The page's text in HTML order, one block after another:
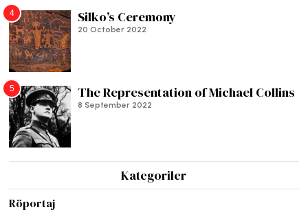
4 Silko’s Ceremony
20 October 2022
5 The Representation of Michael Collins
8 September 2022
Kategoriler
Röportaj